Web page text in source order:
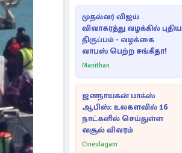
முதல்வர் விஜய்
விவாகரத்து வழக்கில் புதிய
திருப்பம் - வழக்கை
வாபஸ் பெற்ற சங்கீதா!
Manithan
ஜனநாயகன் பாக்ஸ்
ஆபிஸ்: உலகளவில் 16
நாட்களில் செய்துள்ள
வசூல் விவரம்
Cineulagam